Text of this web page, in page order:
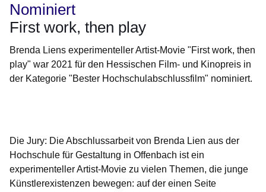
Nominiert
First work, then play
Brenda Liens experimenteller Artist-Movie "First work, then
play" war 2021 für den Hessischen Film- und Kinopreis in
der Kategorie "Bester Hochschulabschlussfilm" nominiert.
Die Jury: Die Abschlussarbeit von Brenda Lien aus der
Hochschule für Gestaltung in Offenbach ist ein
experimenteller Artist-Movie zu vielen Themen, die junge
Künstlerexistenzen bewegen: auf der einen Seite